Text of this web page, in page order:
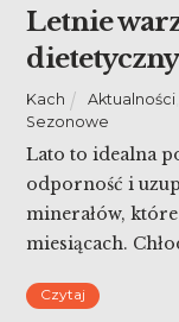
Letnie
Kach Aktualności
Sezonowe
Lato to idealna
odporność i
minerałów,
miesiącach.
bogatszej w
Czytaj